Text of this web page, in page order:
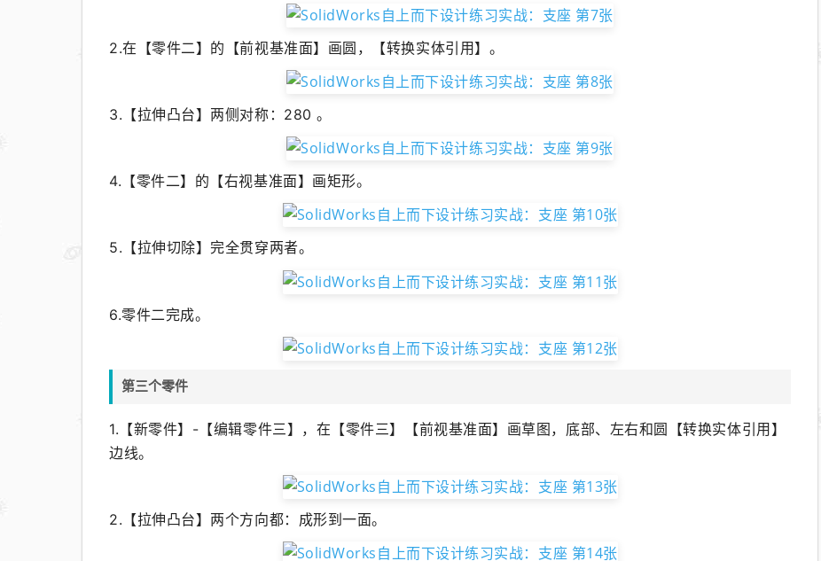
2.在【零件二】的【前视基准面】画圆，【转换实体引用】。
3.【拉伸凸台】两侧对称：280 。
4.【零件二】的【右视基准面】画矩形。
5.【拉伸切除】完全贯穿两者。
6.零件二完成。
第三个零件
1. 【新零件】-【编辑零件三】 ，在【零件三】【前视基准面】画草图，底部、左右和圆【转换实体引用】
边线。
2.【拉伸凸台】两个方向都：成形到一面。